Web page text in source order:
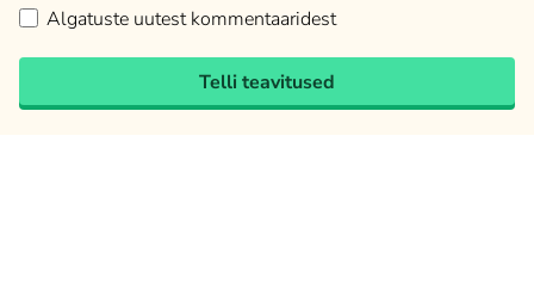
Algatuste uutest kommentaaridest
Telli teavitused